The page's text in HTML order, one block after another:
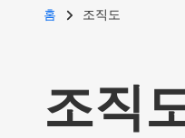
이동 경
홈 조직도
조직